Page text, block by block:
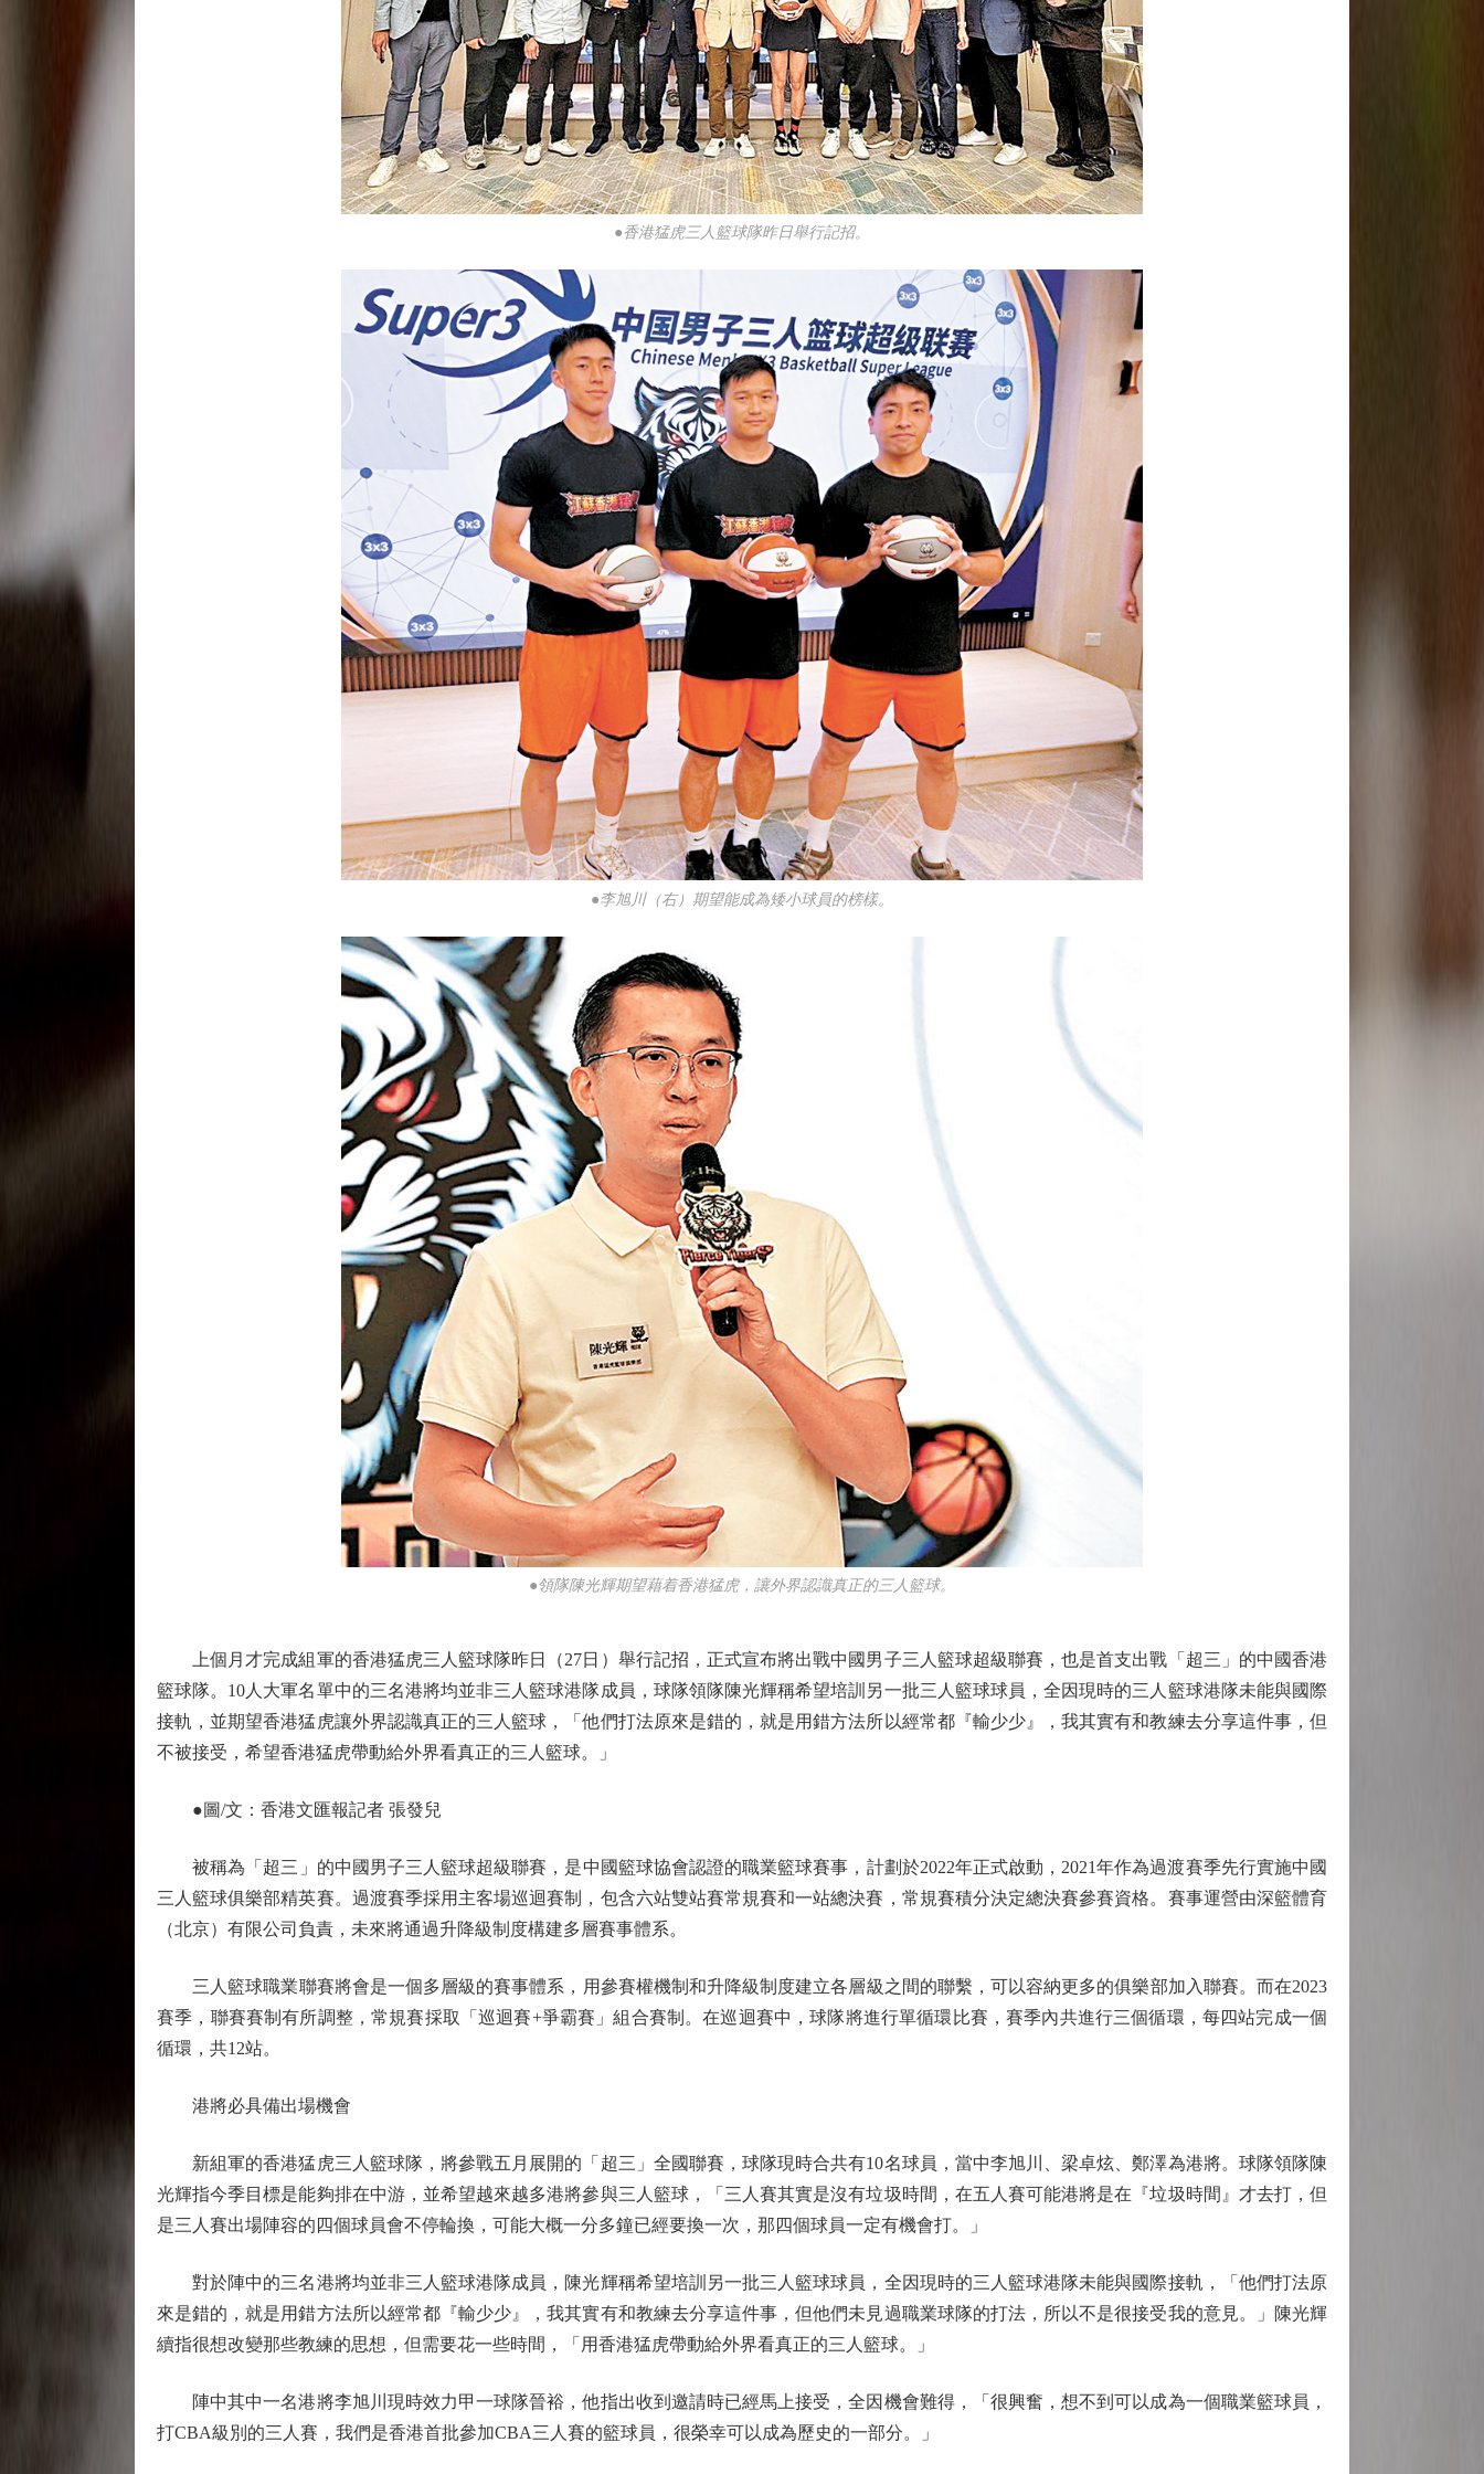
●香港猛虎三人籃球隊昨日舉行記招。
●李旭川（右）期望能成為矮小球員的榜樣。
●領隊陳光輝期望藉着香港猛虎，讓外界認識真正的三人籃球。
上個月才完成組軍的香港猛虎三人籃球隊昨日（27日）舉行記招，正式宣布將出戰中國男子三人籃球超級聯賽，也是首支出戰「超三」的中國香港
籃球隊。10人大軍名單中的三名港將均並非三人籃球港隊成員，球隊領隊陳光輝稱希望培訓另一批三人籃球球員，全因現時的三人籃球港隊未能與國際
接軌，並期望香港猛虎讓外界認識真正的三人籃球，「他們打法原來是錯的，就是用錯方法所以經常都『輸少少』，我其實有和教練去分享這件事，但
不被接受，希望香港猛虎帶動給外界看真正的三人籃球。」
●圖/文：香港文匯報記者 張發兒
被稱為「超三」的中國男子三人籃球超級聯賽，是中國籃球協會認證的職業籃球賽事，計劃於2022年正式啟動，2021年作為過渡賽季先行實施中國
三人籃球俱樂部精英賽。過渡賽季採用主客場巡迴賽制，包含六站雙站賽常規賽和一站總決賽，常規賽積分決定總決賽參賽資格。賽事運營由深籃體育
（北京）有限公司負責，未來將通過升降級制度構建多層賽事體系。
三人籃球職業聯賽將會是一個多層級的賽事體系，用參賽權機制和升降級制度建立各層級之間的聯繫，可以容納更多的俱樂部加入聯賽。而在2023
賽季，聯賽賽制有所調整，常規賽採取「巡迴賽+爭霸賽」組合賽制。在巡迴賽中，球隊將進行單循環比賽，賽季內共進行三個循環，每四站完成一個
循環，共12站。
港將必具備出場機會
新組軍的香港猛虎三人籃球隊，將參戰五月展開的「超三」全國聯賽，球隊現時合共有10名球員，當中李旭川、梁卓炫、鄭澤為港將。球隊領隊陳
光輝指今季目標是能夠排在中游，並希望越來越多港將參與三人籃球，「三人賽其實是沒有垃圾時間，在五人賽可能港將是在『垃圾時間』才去打，但
是三人賽出場陣容的四個球員會不停輪換，可能大概一分多鐘已經要換一次，那四個球員一定有機會打。」
對於陣中的三名港將均並非三人籃球港隊成員，陳光輝稱希望培訓另一批三人籃球球員，全因現時的三人籃球港隊未能與國際接軌，「他們打法原
來是錯的，就是用錯方法所以經常都『輸少少』，我其實有和教練去分享這件事，但他們未見過職業球隊的打法，所以不是很接受我的意見。」陳光輝
續指很想改變那些教練的思想，但需要花一些時間，「用香港猛虎帶動給外界看真正的三人籃球。」
陣中其中一名港將李旭川現時效力甲一球隊晉裕，他指出收到邀請時已經馬上接受，全因機會難得，「很興奮，想不到可以成為一個職業籃球員，
打CBA級別的三人賽，我們是香港首批參加CBA三人賽的籃球員，很榮幸可以成為歷史的一部分。」